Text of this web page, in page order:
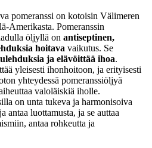
pomeranssi on kotoisin Välimeren
Amerikasta. Pomeranssin
öljyllä on antiseptinen,
hoitava vaikutus. Se
ja elävöittää ihoa.
yleisesti ihonhoitoon, ja erityisesti
yhteydessä pomeranssiöljyä
valoläiskiä iholle.
on unta tukeva ja harmonisoiva
antaa luottamusta, ja se auttaa
antaa rohkeutta ja